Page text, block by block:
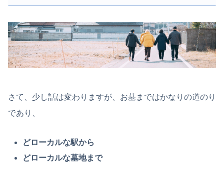
さて、少し話は変わりますが、お墓まではかなりの道のり
であり、
どローカルな駅から
どローカルな墓地まで